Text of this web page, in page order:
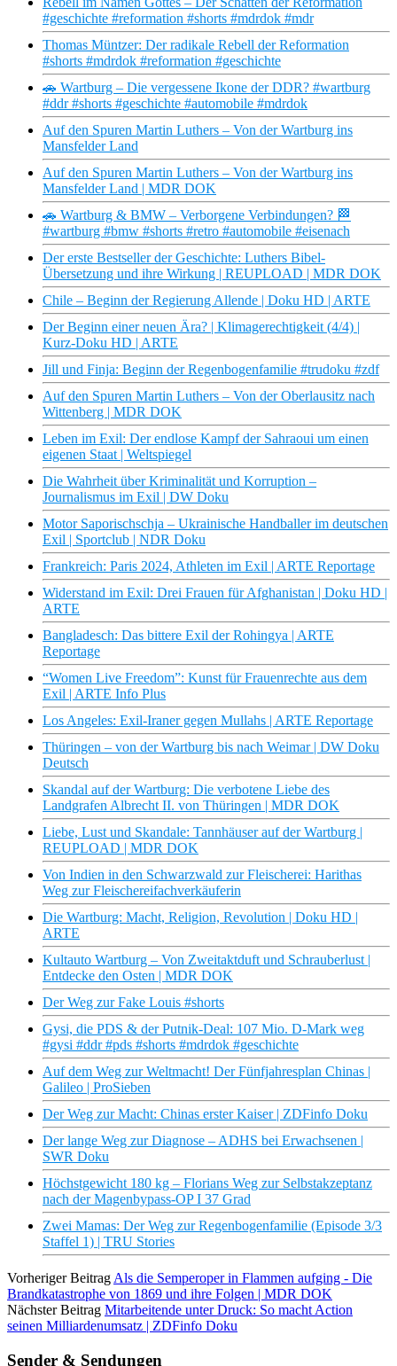
#geschichte #reformation #shorts #mdrdok #mdr
Thomas Müntzer: Der radikale Rebell der Reformation
#shorts #mdrdok #reformation #geschichte
🚗 Wartburg – Die vergessene Ikone der DDR? #wartburg
#ddr #shorts #geschichte #automobile #mdrdok
Auf den Spuren Martin Luthers – Von der Wartburg ins
Mansfelder Land
Auf den Spuren Martin Luthers – Von der Wartburg ins
Mansfelder Land | MDR DOK
🚗 Wartburg & BMW – Verborgene Verbindungen? 🏁
#wartburg #bmw #shorts #retro #automobile #eisenach
Der erste Bestseller der Geschichte: Luthers Bibel-
Übersetzung und ihre Wirkung | REUPLOAD | MDR DOK
Chile – Beginn der Regierung Allende | Doku HD | ARTE
Der Beginn einer neuen Ära? | Klimagerechtigkeit (4/4) |
Kurz-Doku HD | ARTE
Jill und Finja: Beginn der Regenbogenfamilie #trudoku #zdf
Auf den Spuren Martin Luthers – Von der Oberlausitz nach
Wittenberg | MDR DOK
Leben im Exil: Der endlose Kampf der Sahraoui um einen
eigenen Staat | Weltspiegel
Die Wahrheit über Kriminalität und Korruption –
Journalismus im Exil | DW Doku
Motor Saporischschja – Ukrainische Handballer im deutschen
Exil | Sportclub | NDR Doku
Frankreich: Paris 2024, Athleten im Exil | ARTE Reportage
Widerstand im Exil: Drei Frauen für Afghanistan | Doku HD |
ARTE
Bangladesch: Das bittere Exil der Rohingya | ARTE
Reportage
“Women Live Freedom”: Kunst für Frauenrechte aus dem
Exil | ARTE Info Plus
Los Angeles: Exil-Iraner gegen Mullahs | ARTE Reportage
Thüringen – von der Wartburg bis nach Weimar | DW Doku
Deutsch
Skandal auf der Wartburg: Die verbotene Liebe des
Landgrafen Albrecht II. von Thüringen | MDR DOK
Liebe, Lust und Skandale: Tannhäuser auf der Wartburg |
REUPLOAD | MDR DOK
Von Indien in den Schwarzwald zur Fleischerei: Harithas
Weg zur Fleischereifachverkäuferin
Die Wartburg: Macht, Religion, Revolution | Doku HD |
ARTE
Kultauto Wartburg – Von Zweitaktduft und Schrauberlust |
Entdecke den Osten | MDR DOK
Der Weg zur Fake Louis #shorts
Gysi, die PDS & der Putnik-Deal: 107 Mio. D-Mark weg
#gysi #ddr #pds #shorts #mdrdok #geschichte
Auf dem Weg zur Weltmacht! Der Fünfjahresplan Chinas |
Galileo | ProSieben
Der Weg zur Macht: Chinas erster Kaiser | ZDFinfo Doku
Der lange Weg zur Diagnose – ADHS bei Erwachsenen |
SWR Doku
Höchstgewicht 180 kg – Florians Weg zur Selbstakzeptanz
nach der Magenbypass-OP I 37 Grad
Zwei Mamas: Der Weg zur Regenbogenfamilie (Episode 3/3
Staffel 1) | TRU Stories
Vorheriger Beitrag Als die Semperoper in Flammen aufging - Die
Brandkatastrophe von 1869 und ihre Folgen | MDR DOK
Nächster Beitrag Mitarbeitende unter Druck: So macht Action
seinen Milliardenumsatz | ZDFinfo Doku
Sender & Sendungen